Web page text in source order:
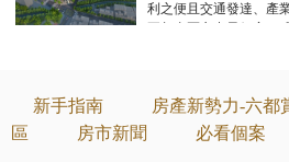
利之便且交通發達、產
新手指南 房產新勢力-六都
區
房市新聞 必看個案